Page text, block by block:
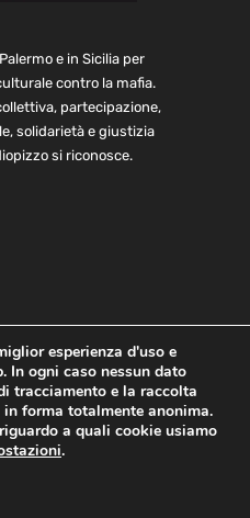
e in Sicilia per
contro la mafia.
partecipazione,
solidarietà e giustizia
si riconosce.
Contatti
Protection Policy
| Tutti i diritti riservati | Sede
esperienza d'uso e
In ogni caso nessun dato
tracciamento e la raccolta
forma totalmente anonima.
a quali cookie usiamo
.